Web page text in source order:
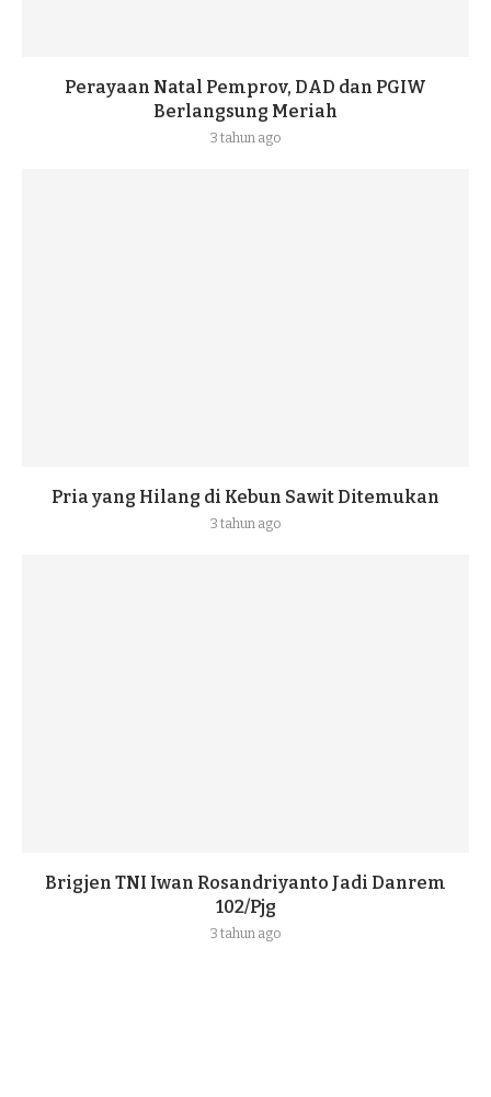
Perayaan Natal Pemprov, DAD dan PGIW
Berlangsung Meriah
3 tahun ago
Pria yang Hilang di Kebun Sawit Ditemukan
3 tahun ago
Brigjen TNI Iwan Rosandriyanto Jadi Danrem
102/Pjg
3 tahun ago